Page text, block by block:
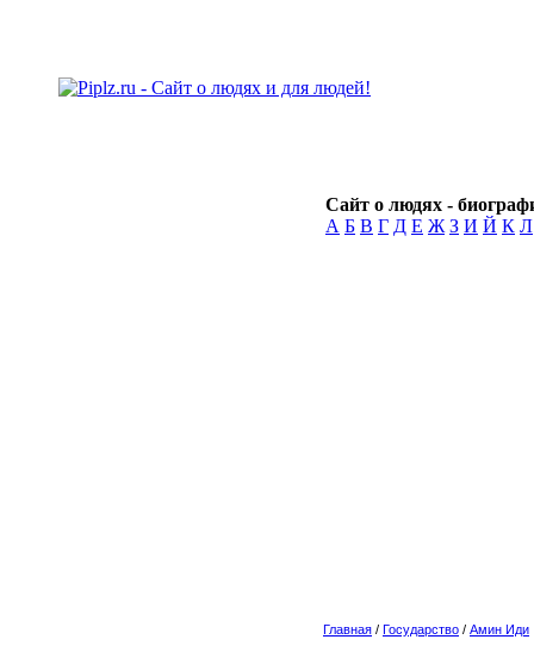
Сайт о людях -
А Б В Г Д Е Ж З И Й К Л
Главная / Государство / Амин Иди